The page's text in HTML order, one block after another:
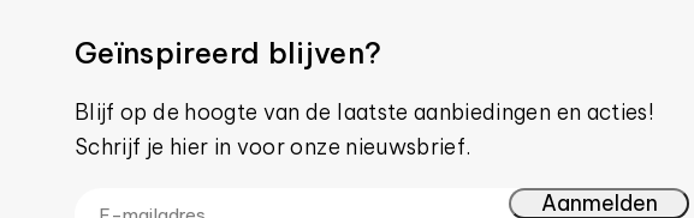
Geïnspireerd blijven?
Blijf op de hoogte van de laatste aanbiedingen en acties!
Schrijf je hier in voor onze nieuwsbrief.